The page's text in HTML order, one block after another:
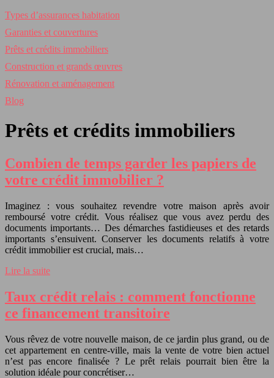
Types d’assurances habitation
Garanties et couvertures
Prêts et crédits immobiliers
Construction et grands œuvres
Rénovation et aménagement
Blog
Prêts et crédits immobiliers
Combien de temps garder les papiers de
votre crédit immobilier ?
Imaginez : vous souhaitez revendre votre maison après avoir
remboursé votre crédit. Vous réalisez que vous avez perdu des
documents importants… Des démarches fastidieuses et des retards
importants s’ensuivent. Conserver les documents relatifs à votre
crédit immobilier est crucial, mais…
Lire la suite
Taux crédit relais : comment fonctionne
ce financement transitoire
Vous rêvez de votre nouvelle maison, de ce jardin plus grand, ou de
cet appartement en centre-ville, mais la vente de votre bien actuel
n’est pas encore finalisée ? Le prêt relais pourrait bien être la
solution idéale pour concrétiser…